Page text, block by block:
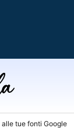
alle tue fonti Google